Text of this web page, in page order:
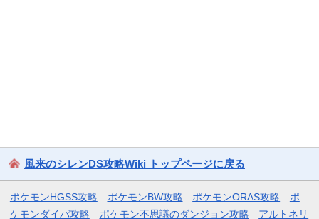
風来のシレンDS攻略Wiki トップページに戻る
ポケモンHGSS攻略 ポケモンBW攻略 ポケモンORAS攻略
ポ
ケモンダイパ攻略
ポケモン不思議のダンジョン攻略
アルトネリ